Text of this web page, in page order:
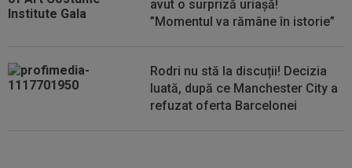
avut o surpriză uriașă!
”Momentul va rămâne în istorie”
Rodri nu stă la discuții! Decizia
luată, după ce Manchester City a
refuzat oferta Barcelonei